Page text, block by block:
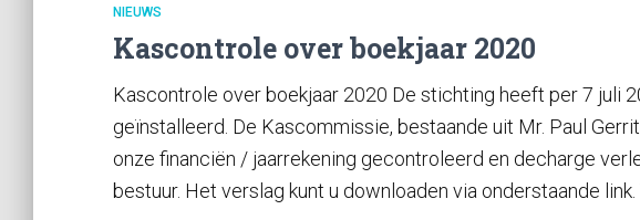
NIEUWS
Kascontrole over boekjaar 2020
Kascontrole over boekjaar 2020 De stichting heeft per 7 juli
geïnstalleerd. De Kascommissie, bestaande uit Mr. Paul
onze financiën / jaarrekening gecontroleerd en decharge
bestuur. Het verslag kunt u downloaden via onderstaande